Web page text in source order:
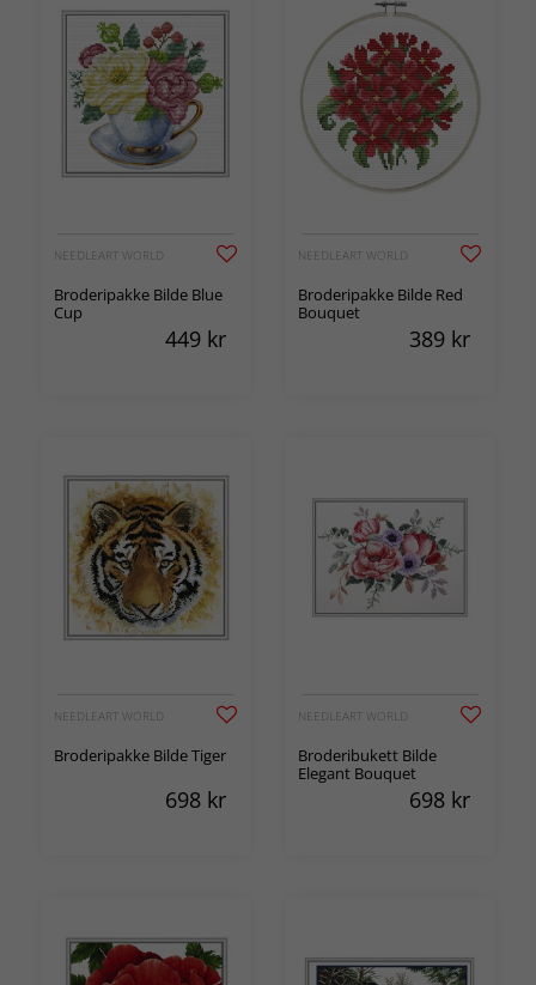
NEEDLEART WORLD
Broderipakke Bilde Blue
Cup
449 kr
NEEDLEART WORLD
Broderipakke Bilde Red
Bouquet
389 kr
NEEDLEART WORLD
Broderipakke Bilde Tiger
698 kr
NEEDLEART WORLD
Broderibukett Bilde
Elegant Bouquet
698 kr